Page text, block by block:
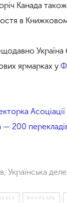
Канада
в
Україна
ярмарках у
— 200
Українська
МОНРЕАЛЬ